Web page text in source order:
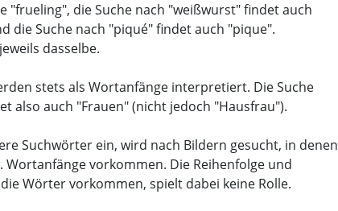
"frueling", die Suche nach "weißwurst" findet auch
die Suche nach "piqué" findet auch "pique".
dasselbe.
stets als Wortanfänge interpretiert. Die Suche
also auch "Frauen" (nicht jedoch "Hausfrau").
Suchwörter ein, wird nach Bildern gesucht, in denen
Wortanfänge vorkommen. Die Reihenfolge und
Wörter vorkommen, spielt dabei keine Rolle.